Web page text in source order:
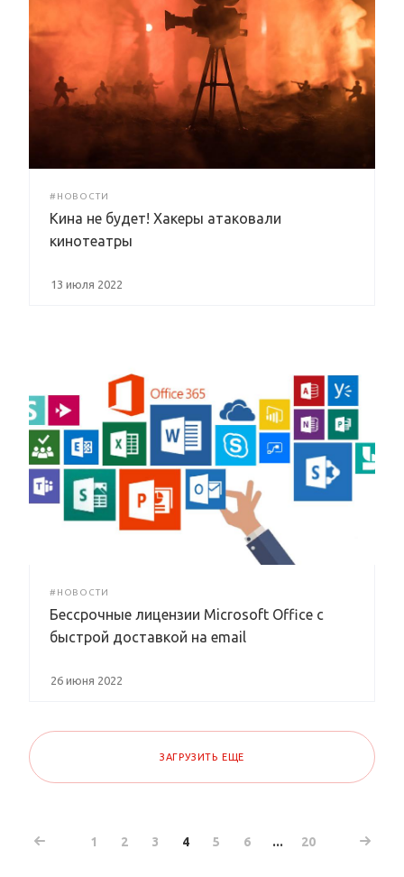
#НОВОСТИ
Кина не будет! Хакеры атаковали
кинотеатры
13 июля 2022
#НОВОСТИ
Бессрочные лицензии Microsoft Office с
быстрой доставкой на email
26 июня 2022
ЗАГРУЗИТЬ ЕЩЕ
1 2 3 4 5 6 ... 20